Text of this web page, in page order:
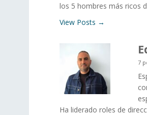
los 5 hombres más ricos
View Posts →
7
Ha liderado roles de